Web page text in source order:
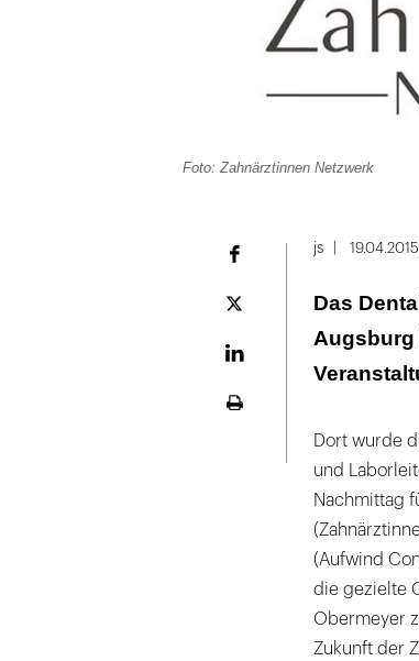
Foto: Zahnärztinnen Netzwerk
Plattform
js 19.04.2015
Das
Augsburg
Dort wurde
und
Nachmittag
(Aufwind
die gezielte
Obermeyer
Zukunft der